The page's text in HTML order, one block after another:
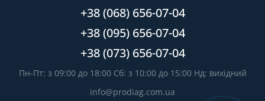
+38 (068) 656-07-04
+38 (095) 656-07-04
+38 (073) 656-07-04
Пн-Пт: з 09:00 до 18:00 Сб: з 10:00 до 15:00 Нд: вихідний
info@prodiag.com.ua